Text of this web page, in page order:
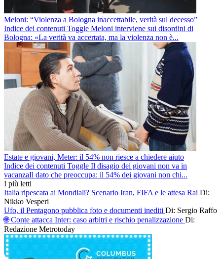
Meloni: “Violenza a Bologna inaccettabile, verità sul decesso”
Indice dei contenuti Toggle Meloni interviene sui disordini di
Bologna: «La verità va accertata, ma la violenza non è...
Estate e giovani, Meter: il 54% non riesce a chiedere aiuto
Indice dei contenuti Toggle Il disagio dei giovani non va in
vacanzaIl dato che preoccupa: il 54% dei giovani non chi...
I più letti
Italia ripescata ai Mondiali? Scenario Iran, FIFA e le attesa Rai Di:
Nikko Vesperi
Ufo, il Pentagono pubblica foto e documenti inediti Di: Sergio Raffo
🌐 Conte attacca Inter: caso arbitri e rischio penalizzazione Di:
Redazione Metrotoday